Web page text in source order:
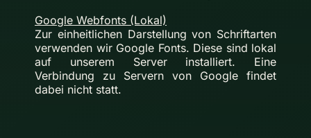
Google Webfonts (Lokal)
Zur einheitlichen Darstellung von Schriftarten
verwenden wir Google Fonts. Diese sind lokal
auf unserem Server installiert. Eine
Verbindung zu Servern von Google findet
dabei nicht statt.